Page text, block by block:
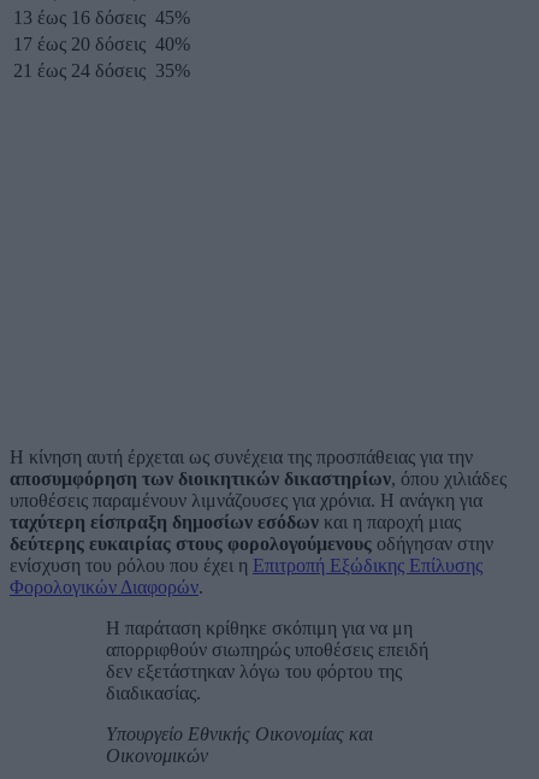
13 έως 16 δόσεις 45%
17 έως 20 δόσεις 40%
21 έως 24 δόσεις 35%
Η κίνηση αυτή έρχεται ως συνέχεια της προσπάθειας για την
αποσυμφόρηση των διοικητικών δικαστηρίων, όπου χιλιάδες
υποθέσεις παραμένουν λιμνάζουσες για χρόνια. Η ανάγκη για
ταχύτερη είσπραξη δημοσίων εσόδων και η παροχή μιας
δεύτερης ευκαιρίας στους φορολογούμενους οδήγησαν στην
ενίσχυση του ρόλου που έχει η Επιτροπή Εξώδικης Επίλυσης
Φορολογικών Διαφορών.
Η παράταση κρίθηκε σκόπιμη για να μη
απορριφθούν σιωπηρώς υποθέσεις επειδή
δεν εξετάστηκαν λόγω του φόρτου της
διαδικασίας.
Υπουργείο Εθνικής Οικονομίας και
Οικονομικών